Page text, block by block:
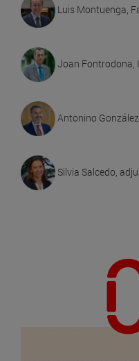
Luis Montuenga,
Joan Fontrodona,
Antonino
Silvia Salcedo,